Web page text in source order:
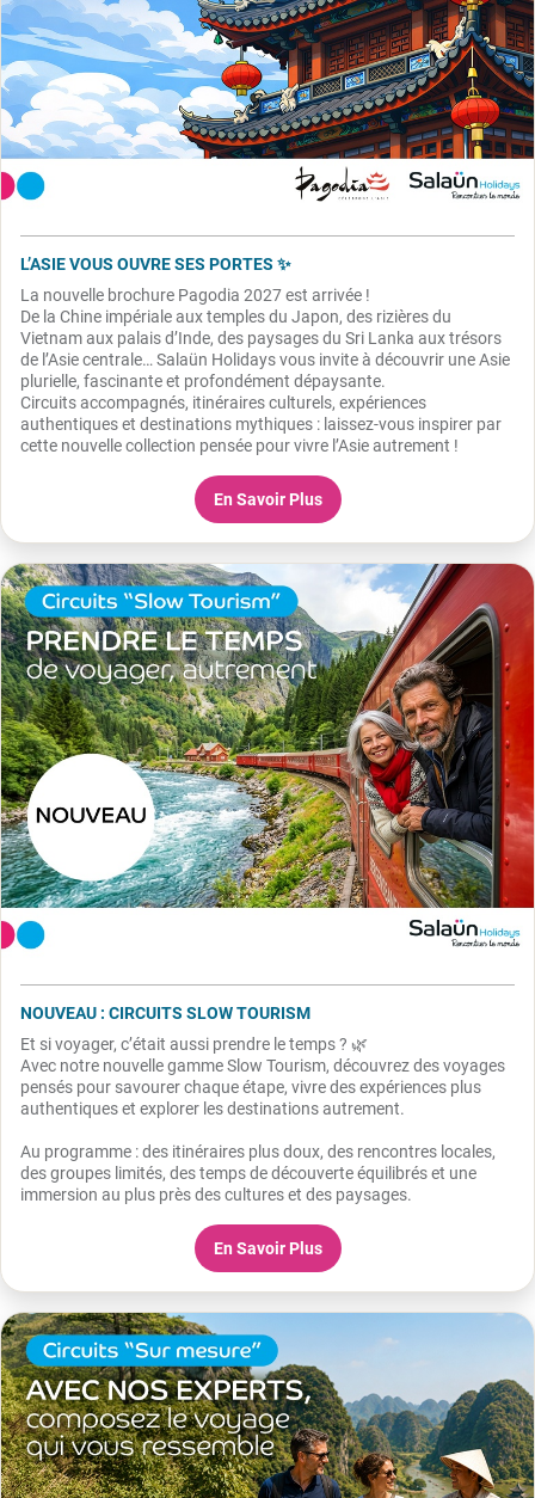
L’ASIE VOUS OUVRE SES PORTES ✨
La nouvelle brochure Pagodia 2027 est arrivée !
De la Chine impériale aux temples du Japon, des rizières du
Vietnam aux palais d’Inde, des paysages du Sri Lanka aux trésors
de l’Asie centrale… Salaün Holidays vous invite à découvrir une Asie
plurielle, fascinante et profondément dépaysante.
Circuits accompagnés, itinéraires culturels, expériences
authentiques et destinations mythiques : laissez-vous inspirer par
cette nouvelle collection pensée pour vivre l’Asie autrement !
En Savoir Plus
NOUVEAU : CIRCUITS SLOW TOURISM
Et si voyager, c’était aussi prendre le temps ? 🌿
Avec notre nouvelle gamme Slow Tourism, découvrez des voyages
pensés pour savourer chaque étape, vivre des expériences plus
authentiques et explorer les destinations autrement.
Au programme : des itinéraires plus doux, des rencontres locales,
des groupes limités, des temps de découverte équilibrés et une
immersion au plus près des cultures et des paysages.
En Savoir Plus